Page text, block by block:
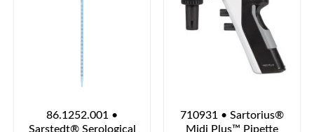
86.1252.001 •
Sarstedt® Serological
710931 • Sartorius®
Midi Plus™ Pipette